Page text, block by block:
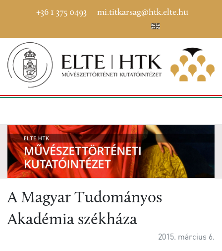
+36 1 375 0493 mi.titkarsag@htk.elte.hu
A Magyar Tudományos
Akadémia székháza
2015. március 6.